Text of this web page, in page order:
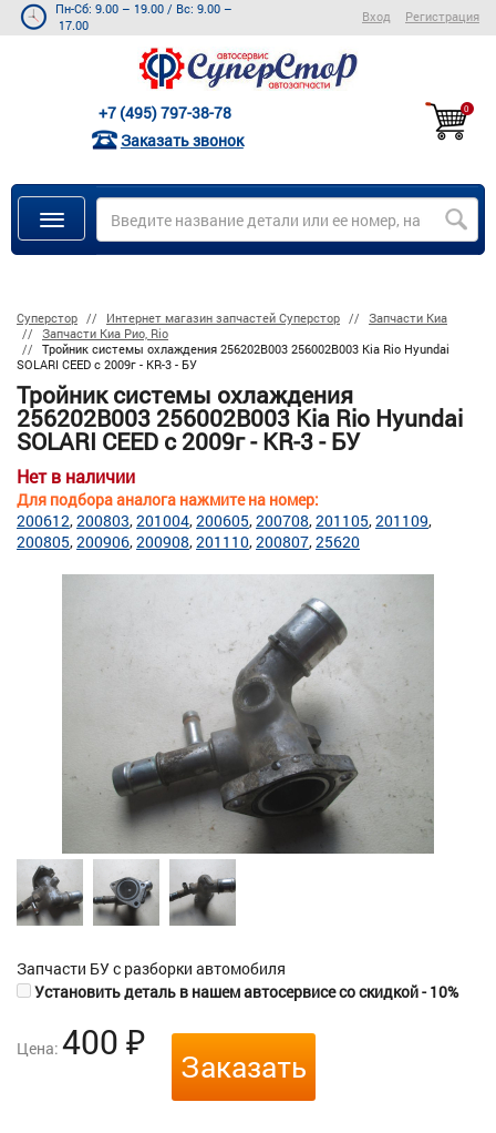
Пн-Сб: 9.00 – 19.00 / Вс: 9.00 –
17.00
Вход Регистрация
+7 (495) 797-38-78
Заказать звонок
0
Суперстор Интернет магазин запчастей Суперстор
Запчасти Киа
Запчасти Киа Рио, Rio
Тройник системы охлаждения 256202B003 256002B003 Kia Rio Hyundai
SOLARI CEED с 2009г - KR-3 - БУ
Тройник системы охлаждения
256202B003 256002B003 Kia Rio Hyundai
SOLARI CEED с 2009г - KR-3 - БУ
Нет в наличии
Для подбора аналога нажмите на номер:
200612 200803 201004 200605 200708 201105 201109
200805 200906 200908 201110 200807 25620
Запчасти БУ с разборки автомобиля
Установить деталь в нашем автосервисе со скидкой - 10%
Цена: 400 ₽
Заказать